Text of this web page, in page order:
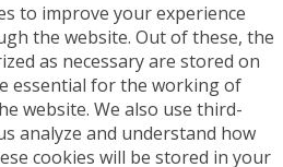
to improve your experience
the website. Out of these, the
as necessary are stored on
essential for the working of
website. We also use third-
analyze and understand how
cookies will be stored in your